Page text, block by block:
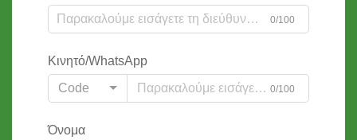
0/100
Κινητό/WhatsApp
Code
0/100
Όνομα